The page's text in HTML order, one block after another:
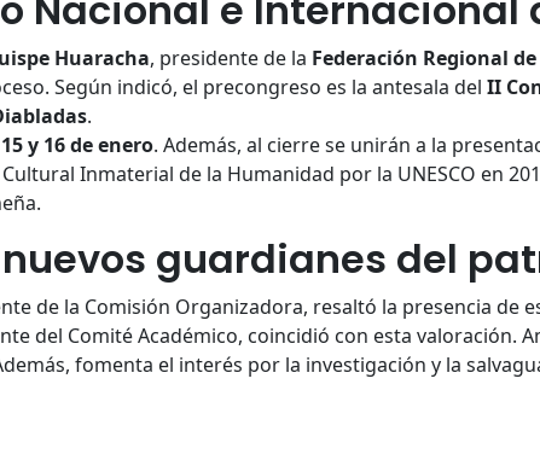
Huaracha, presidente de la Federación Regional
Según indicó, el precongreso es la antesala del II
.
y 16 de enero. Además, al cierre se unirán a la
Inmaterial de la Humanidad por la UNESCO en
guardianes del
de la Comisión Organizadora, resaltó la presencia de
del Comité Académico, coincidió con esta valoración.
fomenta el interés por la investigación y la